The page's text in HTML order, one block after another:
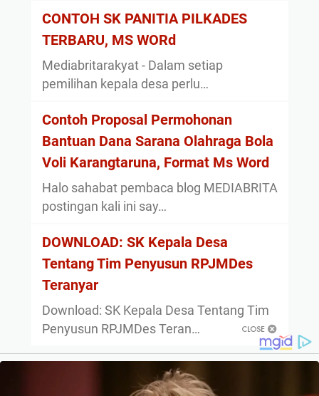
CONTOH SK PANITIA PILKADES
TERBARU, MS WORd
Mediabritarakyat - Dalam setiap
pemilihan kepala desa perlu…
Contoh Proposal Permohonan
Bantuan Dana Sarana Olahraga Bola
Voli Karangtaruna, Format Ms Word
Halo sahabat pembaca blog MEDIABRITA
postingan kali ini say…
DOWNLOAD: SK Kepala Desa
Tentang Tim Penyusun RPJMDes
Teranyar
Download: SK Kepala Desa Tentang Tim
Penyusun RPJMDes Teran…